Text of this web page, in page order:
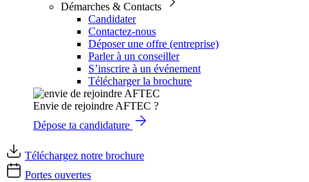
Démarches & Contacts
Candidater
Contactez-nous
Déposer une offre (entreprise)
Parler à un conseiller
S’inscrire à un événement
Télécharger la brochure
Envie de rejoindre AFTEC ?
Dépose ta candidature
Téléchargez notre brochure
Portes ouvertes